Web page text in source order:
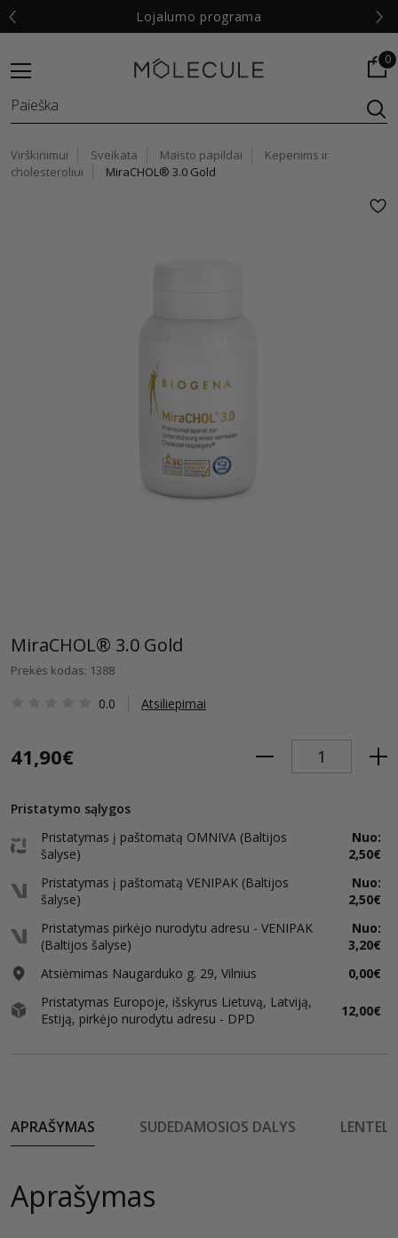
Lojalumo programa
0
Virškinimui Sveikata Maisto papildai
Kepenims ir
cholesteroliui
MiraCHOL® 3.0 Gold
MiraCHOL® 3.0 Gold
Prekės kodas: 1388
0.0 Atsiliepimai
41,90€
Pristatymo sąlygos
Pristatymas į paštomatą OMNIVA (Baltijos
šalyse)
Nuo:
2,50€
Pristatymas į paštomatą VENIPAK (Baltijos
šalyse)
Nuo:
2,50€
Pristatymas pirkėjo nurodytu adresu - VENIPAK
(Baltijos šalyse)
Nuo:
3,20€
Atsiėmimas Naugarduko g. 29, Vilnius
0,00€
Pristatymas Europoje, išskyrus Lietuvą, Latviją,
Estiją, pirkėjo nurodytu adresu - DPD
12,00€
APRAŠYMAS SUDEDAMOSIOS DALYS LENTELĖ
Aprašymas